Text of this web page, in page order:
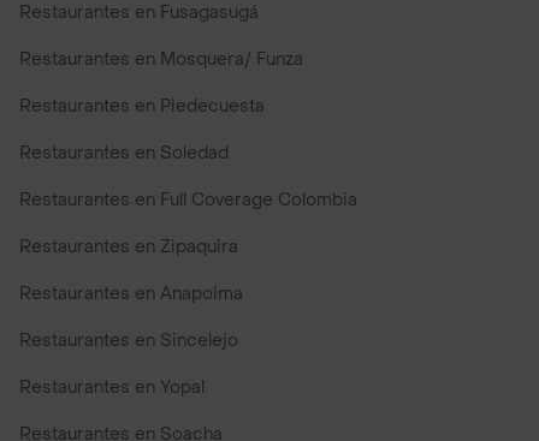
Restaurantes en Fusagasugá
Restaurantes en Mosquera/ Funza
Restaurantes en Piedecuesta
Restaurantes en Soledad
Restaurantes en Full Coverage Colombia
Restaurantes en Zipaquira
Restaurantes en Anapoima
Restaurantes en Sincelejo
Restaurantes en Yopal
Restaurantes en Soacha